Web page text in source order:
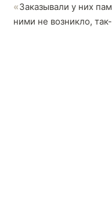
Заказывали у них
ними не возникло,